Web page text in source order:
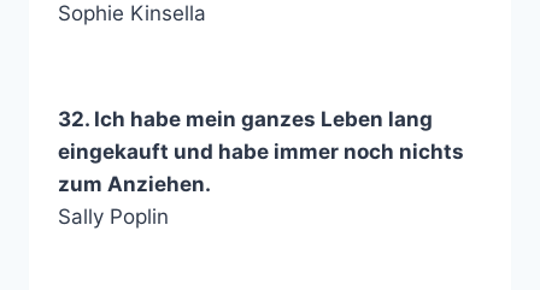
Sophie Kinsella
32. Ich habe mein ganzes Leben lang
eingekauft und habe immer noch nichts
zum Anziehen.
Sally Poplin